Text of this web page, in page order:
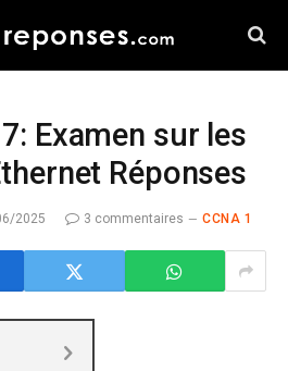
Examen sur les
Réponses
2025 3 commentaires CCNA 1